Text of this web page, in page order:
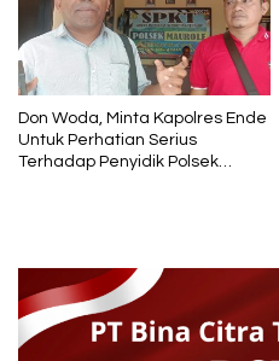
Don Woda, Minta Kapolres Ende
Untuk Perhatian Serius
Terhadap Penyidik Polsek